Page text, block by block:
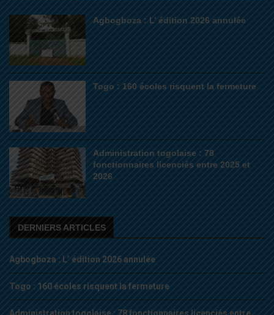
Agbogboza : L’ édition 2026 annulée
Togo : 160 écoles risquent la fermeture
Administration togolaise : 78
fonctionnaires licenciés entre 2025 et
2026
DERNIERS ARTICLES
Agbogboza : L’ édition 2026 annulée
Togo : 160 écoles risquent la fermeture